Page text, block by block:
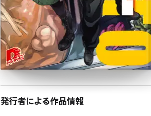
発行者による作品情報